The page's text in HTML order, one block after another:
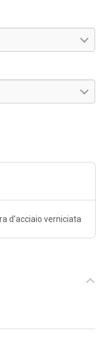
d'acciaio verniciata